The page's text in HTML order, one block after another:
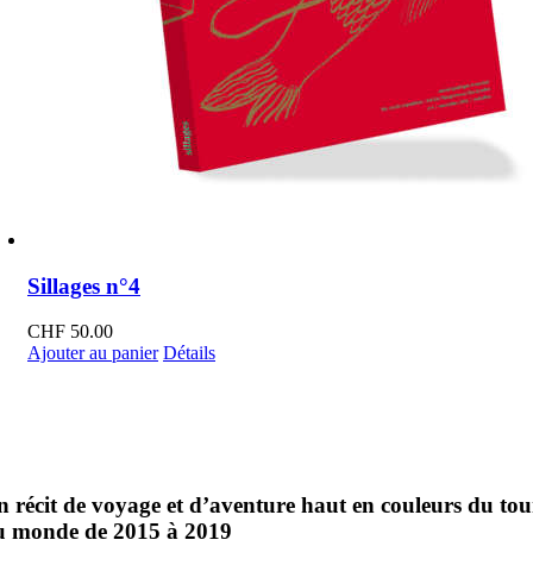
Sillages n°4
CHF 50.00
Ajouter au panier Détails
récit de voyage et d’aventure haut en couleurs du
monde de 2015 à 2019